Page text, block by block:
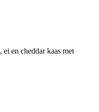
en cheddar kaas met